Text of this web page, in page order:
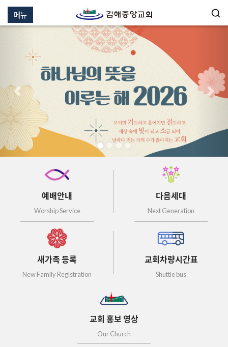
메뉴
이전 다음
예배안내
Worship Service
다음세대
Next Generation
새가족 등록
New Family Registration
교회차량시간표
Shuttle bus
교회 홍보 영상
Our Church